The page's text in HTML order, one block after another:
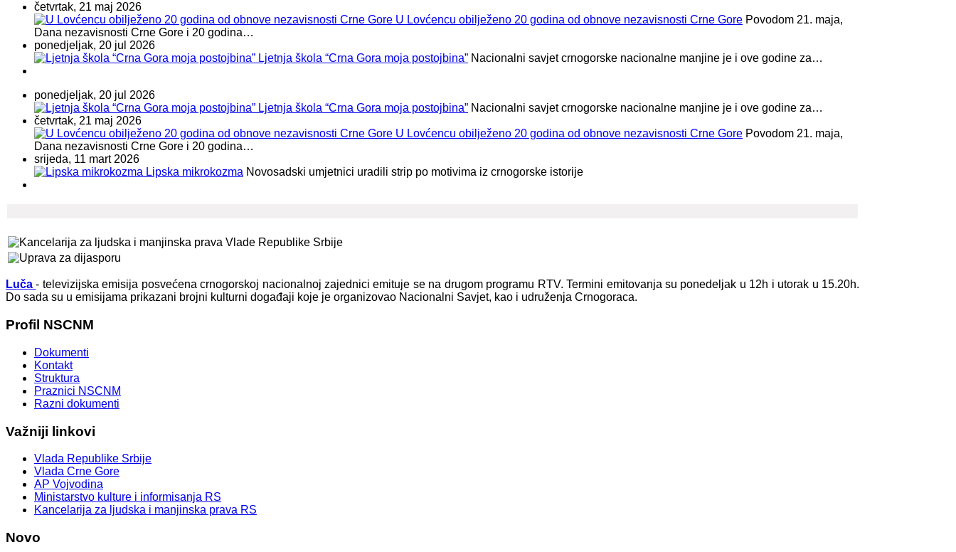
četvrtak, 21 maj 2026
U Lovćencu obilježeno 20 godina od obnove nezavisnosti Crne Gore Povodom 21. maja,
Dana nezavisnosti Crne Gore i 20 godina…
ponedjeljak, 20 jul 2026
Ljetnja škola “Crna Gora moja postojbina” Nacionalni savjet crnogorske nacionalne manjine je i ove godine za…
ponedjeljak, 20 jul 2026
Ljetnja škola “Crna Gora moja postojbina” Nacionalni savjet crnogorske nacionalne manjine je i ove godine za…
četvrtak, 21 maj 2026
U Lovćencu obilježeno 20 godina od obnove nezavisnosti Crne Gore Povodom 21. maja,
Dana nezavisnosti Crne Gore i 20 godina…
srijeda, 11 mart 2026
Lipska mikrokozma Novosadski umjetnici uradili strip po motivima iz crnogorske istorije
Luča - televizijska emisija posvećena crnogorskoj nacionalnoj zajednici emituje se na drugom programu RTV. Termini emitovanja su ponedeljak u 12h i utorak u 15.20h.
Do sada su u emisijama prikazani brojni kulturni događaji koje je organizovao Nacionalni Savjet, kao i udruženja Crnogoraca.
Profil NSCNM
Dokumenti
Kontakt
Struktura
Praznici NSCNM
Razni dokumenti
Važniji linkovi
Vlada Republike Srbije
Vlada Crne Gore
AP Vojvodina
Ministarstvo kulture i informisanja RS
Kancelarija za ljudska i manjinska prava RS
Novo